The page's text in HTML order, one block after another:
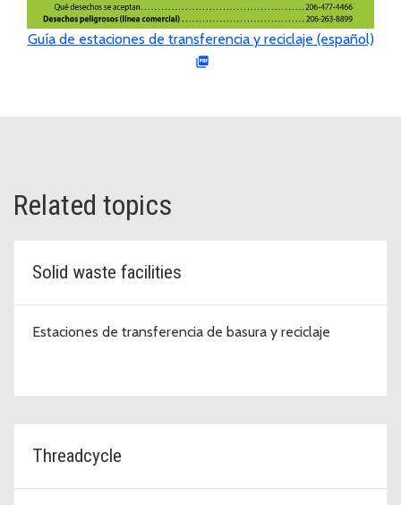
Guía de estaciones de transferencia y reciclaje (español)
Related topics
Solid waste facilities
Estaciones de transferencia de basura y reciclaje
Threadcycle